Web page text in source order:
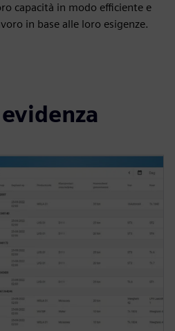
capacità in modo efficiente e
in base alle loro esigenze.